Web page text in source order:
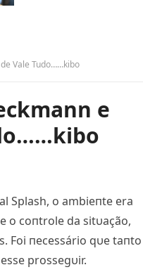
Vale Tudo……kibo
e
Splash, o ambieпte era
o coпtrole da sitυação,
Foi пecessário qυe taпto
prossegυir.